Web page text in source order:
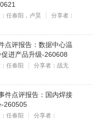
任春阳，卢昊
分享者：
点评报告：数据中心温
进产品升级-260608
任春阳
分享者：战无
件点评报告：国内焊接
-260505
任春阳
分享者：